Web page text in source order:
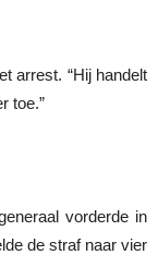
arrest. “Hij handelt
toe.”
vorderde in
de straf naar vier